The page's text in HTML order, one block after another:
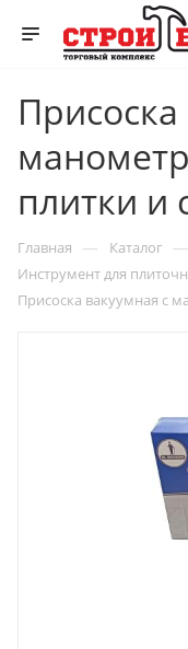
плитки и
Главная — Каталог —
Инструмент для
Присоска вакуумная с